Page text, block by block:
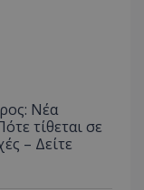
Νέα
τίθεται σε
– Δείτε